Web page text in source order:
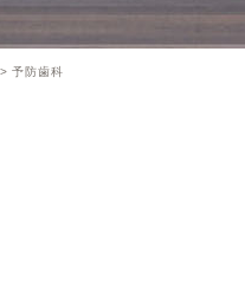
予防歯科